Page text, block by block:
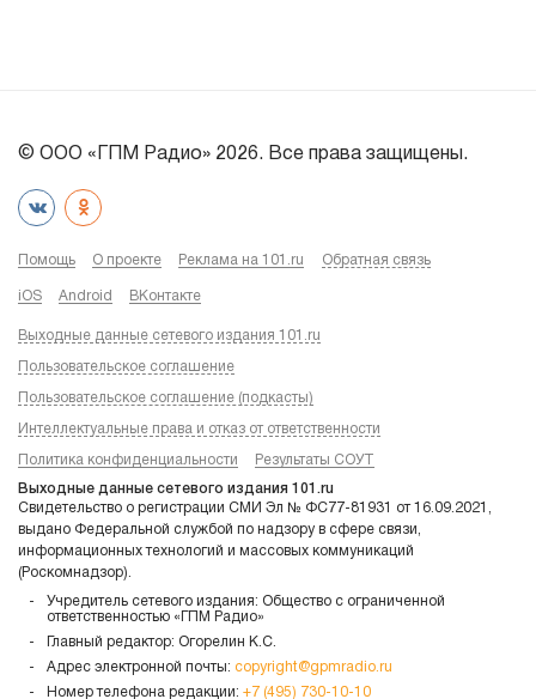
© ООО «ГПМ Радио» 2026. Все права защищены.
Помощь О проекте Реклама на 101.ru Обратная связь
iOS Android ВКонтакте
Выходные данные сетевого издания 101.ru
Пользовательское соглашение
Пользовательское соглашение (подкасты)
Интеллектуальные права и отказ от ответственности
Политика конфиденциальности Результаты СОУТ
Выходные данные сетевого издания 101.ru
Свидетельство о регистрации СМИ Эл № ФС77-81931 от 16.09.2021,
выдано Федеральной службой по надзору в сфере связи,
информационных технологий и массовых коммуникаций
(Роскомнадзор).
Учредитель сетевого издания: Общество с ограниченной
ответственностью «ГПМ Радио»
Главный редактор: Огорелин К.С.
Адрес электронной почты: copyright@gpmradio.ru
Номер телефона редакции: +7 (495) 730-10-10